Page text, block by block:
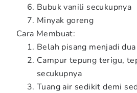
Bubuk vanili secukupnya
Minyak goreng
Cara Membuat:
Belah pisang menjadi
Campur tepung terigu,
secukupnya
Tuang air sedikit demi